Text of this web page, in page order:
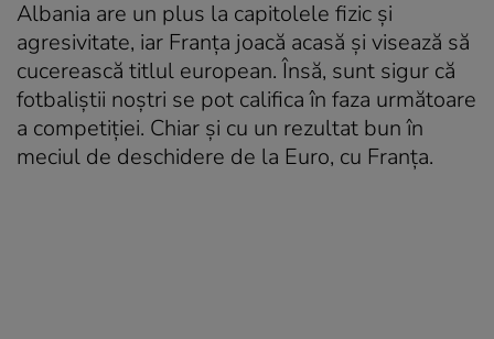
Albania are un plus la capitolele fizic și
agresivitate, iar Franța joacă acasă și visează să
cucerească titlul european. Însă, sunt sigur că
fotbaliștii noștri se pot califica în faza următoare
a competiției. Chiar și cu un rezultat bun în
meciul de deschidere de la Euro, cu Franța.